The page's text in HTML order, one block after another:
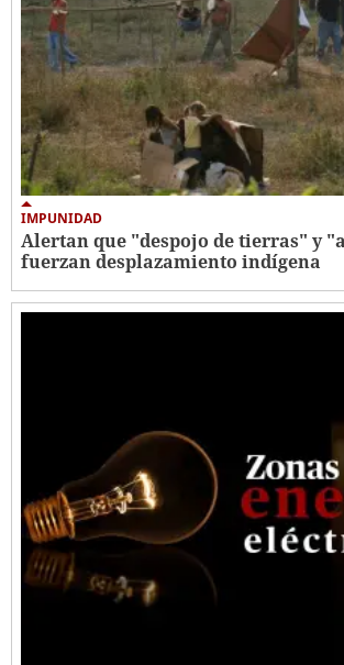
IMPUNIDAD
Alertan que "despojo de tierras" y
fuerzan desplazamiento indígena